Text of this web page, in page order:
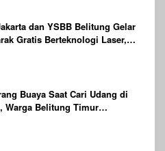
dan YSBB Belitung Gelar
Gratis Berteknologi Laser,
Buaya Saat Cari Udang di
Warga Belitung Timur